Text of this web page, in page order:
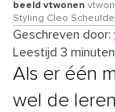
beeld vtwonen
Styling Cleo
Geschreven door:
Leestijd 3 minuten
Als er één
wel de